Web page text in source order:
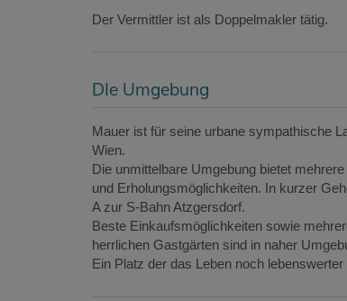
Der Vermittler ist als Doppelmakler tätig.
DIe Umgebung
Mauer ist für seine urbane sympathische
Wien.
Die unmittelbare Umgebung bietet
und Erholungsmöglichkeiten. In kurzer
A zur S-Bahn Atzgersdorf.
Beste Einkaufsmöglichkeiten sowie
herrlichen Gastgärten sind in naher
Ein Platz der das Leben noch lebenswerter